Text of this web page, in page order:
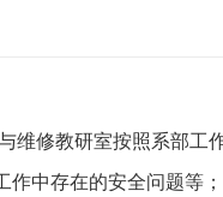
维修教研室按照系部工
作中存在的安全问题等 ；